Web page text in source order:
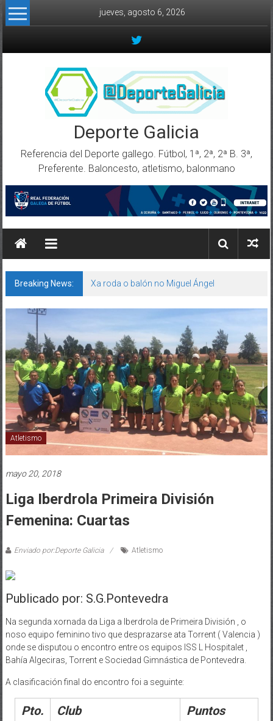
Skip to content
jueves, agosto 6, 2026
Deporte Galicia
Referencia del Deporte gallego. Fútbol, 1ª, 2ª, 2ª B. 3ª,
Preferente. Baloncesto, atletismo, balonmano
Breaking News: Xa roda o balón no Miguel Ángel
Atletismo
mayo 20, 2018
Liga Iberdrola Primeira División
Femenina: Cuartas
Enviado por:Deporte Galicia Atletismo
Publicado por: S.G.Pontevedra
Na segunda xornada da Liga a Iberdrola de Primeira División , o
noso equipo feminino tivo que desprazarse ata Torrent ( Valencia )
onde se disputou o encontro entre os equipos ISS L Hospitalet ,
Bahía Algeciras, Torrent e Sociedad Gimnástica de Pontevedra.
A clasificación final do encontro foi a seguinte:
Pto. Club
Puntos